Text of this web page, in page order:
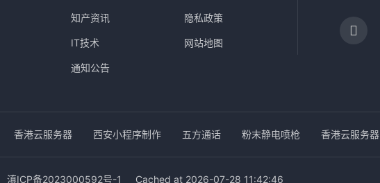
知产资讯
IT技术
通知公告
隐私政策
网站地图
香港云服务器 西安小程序制作 五方通话 粉末静电喷枪 香港云服务器
滇ICP备2023000592号-1 Cached at 2026-07-28 11:42:46